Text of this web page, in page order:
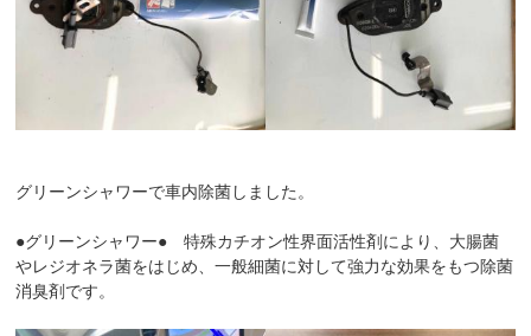
グリーンシャワーで車内除菌しました。
●グリーンシャワー● 特殊カチオン性界面活性剤により、大腸菌
やレジオネラ菌をはじめ、一般細菌に対して強力な効果をもつ除菌
消臭剤です。